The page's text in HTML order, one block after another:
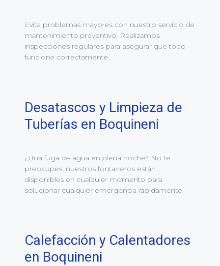
Evita problemas mayores con nuestro servicio de
mantenimiento preventivo. Realizamos
inspecciones regulares para asegurar que todo
funcione correctamente.
Desatascos y Limpieza de
Tuberías en Boquineni
¿Una fuga de agua en plena noche? No te
preocupes, nuestros fontaneros están
disponibles en cualquier momento para
solucionar cualquier emergencia rápidamente.
Calefacción y Calentadores
en Boquineni